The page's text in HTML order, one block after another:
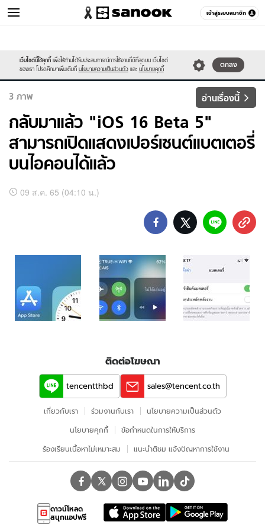
เข้าสู่ระบบสมาชิก
ไอที หมวดอื่นๆ
เว็บไซต์นี้ใช้คุกกี้ เพื่อให้ท่านได้รับประสบการณ์การใช้งานที่ดีที่สุดบน เว็บไซต์
ของเรา โปรดศึกษาเพิ่มเติมที่ นโยบายความเป็นส่วนตัว และ นโยบายคุกกี้
ตกลง
3 ภาพ อ่านเรื่องนี้
กลับมาแล้ว "iOS 16 Beta 5"
สามารถเปิดแสดงเปอร์เซนต์แบตเตอรี่
บนไอคอนได้แล้ว
อัลบั้ม
แล้ว
Beta
5"
สามารถ
09 ส.ค. 65 (04:10 น.)
ติดต่อโฆษณา
tencentthbd sales@tencent.co.th
เกี่ยวกับเรา ร่วมงานกับเรา
นโยบายความเป็นส่วนตัว
นโยบายคุกกี้
ข้อกําหนดในการให้บริการ
ร้องเรียนเนื้อหาไม่เหมาะสม
แนะนำติชม แจ้งปัญหาการใช้งาน
ดาวน์โหลด
สนุกแอปฟรี